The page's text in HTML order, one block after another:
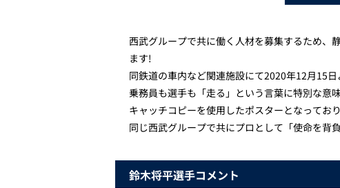
西武グループで共に働く人材を募集するため、
ます!
同鉄道の車内など関連施設にて2020年12月15日
乗務員も選手も「走る」という言葉に特別な意
キャッチコピーを使用したポスターとなっており
同じ西武グループで共にプロとして「使命を背
鈴木将平選手コメント